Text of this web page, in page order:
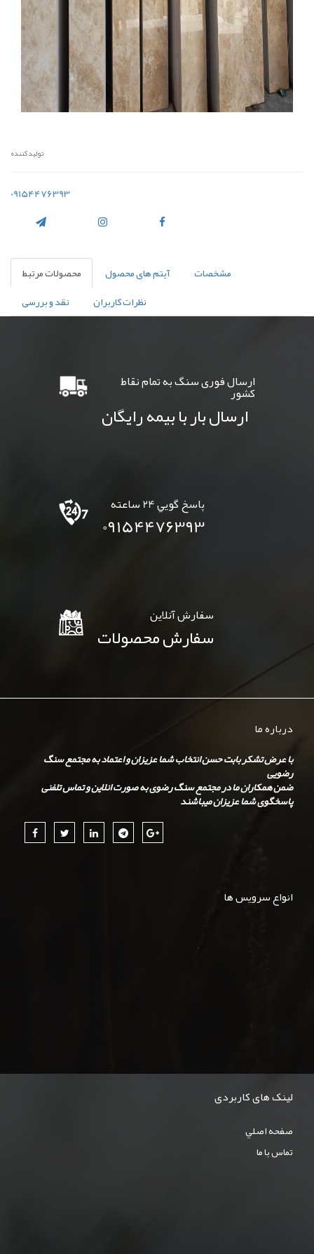
تولیدکننده
09154476393
محصولات مرتبط آیتم های محصول
مشخصات
نقد و بررسی
نظرات کاربران
ارسال فوری سنگ به تمام نقاط
کشور
ارسال بار با بیمه رایگان
پاسخ گويي 24 ساعته
09154476393
سفارش آنلاين
سفارش محصولات
درباره ما
با عرض تشکر بابت حسن انتخاب شما عزیزان و اعتماد به مجتمع سنگ
رضویی
ضمن همکاران ما در مجتمع سنگ رضوی به صورت انلاین و تماس تلفنی
پاسخگوی شما عزیزان میباشند
انواع سرویس ها
لینک های کاربردی
صفحه اصلي
تماس با ما